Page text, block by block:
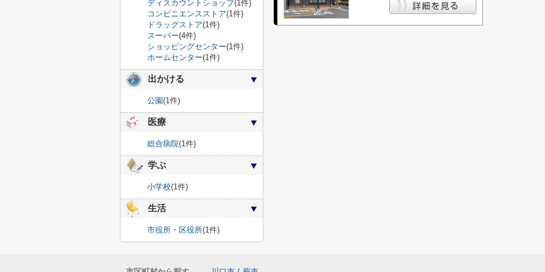
ディスカウントショップ(1件)
コンビニエンスストア(1件)
ドラッグストア(1件)
スーパー(4件)
ショッピングセンター(1件)
ホームセンター(1件)
出かける
公園(1件)
医療
総合病院(1件)
学ぶ
小学校(1件)
生活
市役所・区役所(1件)